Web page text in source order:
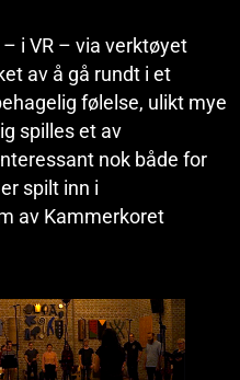
i VR – via verktøyet
av å gå rundt i et
følelse, ulikt mye
spilles et av
nok både for
spilt inn i
av Kammerkoret